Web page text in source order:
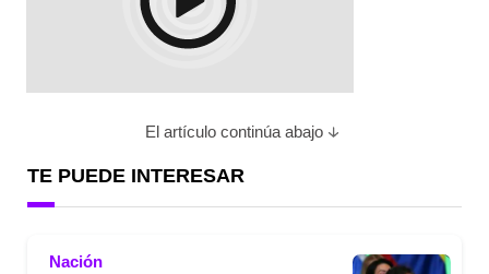
El artículo continúa abajo
TE PUEDE INTERESAR
Nación